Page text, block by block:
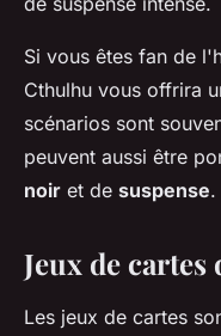
Si vous êtes fan de
Cthulhu vous offrira
scénarios sont
peuvent aussi être
noir et de suspense.
Jeux de
Les jeux de cartes